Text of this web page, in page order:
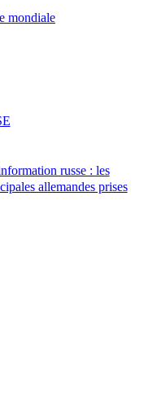
mondiale
russe : les
allemandes prises